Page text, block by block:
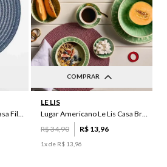
Lugar Americano Le Lis Casa Filipa
COMPRAR
LE LIS
Lugar Americano Le Lis Casa Brenda
R$34,90 R$ 13 96
1x de R$ 13 96